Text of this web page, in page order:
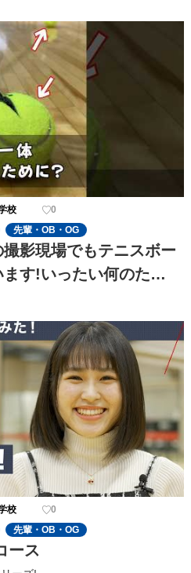
校
0
先輩・OB・OG
影現場でもテニスボー
す!いったい何のた
校
0
先輩・OB・OG
ース